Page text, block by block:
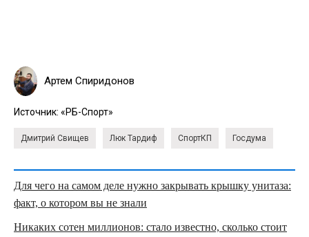
Артем Спиридонов
Источник: «РБ-Спорт»
Дмитрий Свищев Люк Тардиф СпортКП Госдума
Для чего на самом деле нужно закрывать крышку унитаза:
факт, о котором вы не знали
Никаких сотен миллионов: стало известно, сколько стоит